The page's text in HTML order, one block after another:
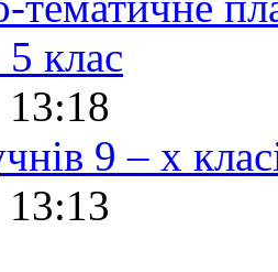
клас
9 – х